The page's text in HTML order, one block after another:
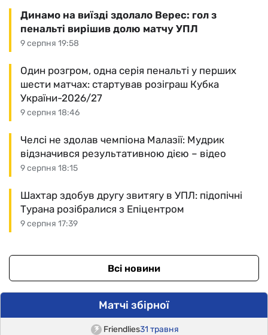
9 серпня 19:58
Динамо на виїзді здолало Верес: гол з
пенальті вирішив долю матчу УПЛ
9 серпня 18:46
Один розгром, одна серія пенальті у перших
шести матчах: стартував розіграш Кубка
України-2026/27
9 серпня 18:15
Челсі не здолав чемпіона Малазії: Мудрик
відзначився результативною дією – відео
9 серпня 17:39
Шахтар здобув другу звитягу в УПЛ: підопічні
Турана розібралися з Епіцентром
Всі новини
Матчі збірної
Friendlies31 травня